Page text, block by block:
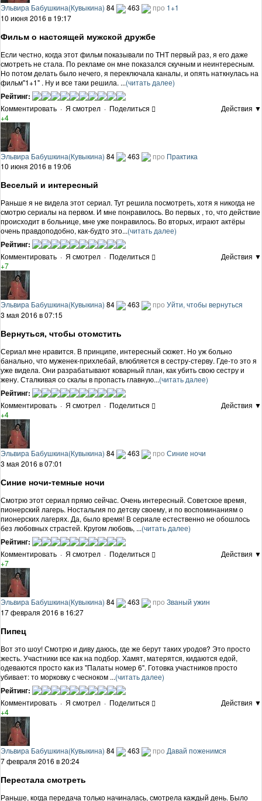
Эльвира Бабушкина(Кувыкина) 84 463 про 1+1
10 июня 2016 в 19:17
Фильм о настоящей мужской дружбе
Если честно, когда этот фильм показывали по ТНТ первый раз, я его даже
смотреть не стала. По рекламе он мне показался скучным и неинтересным.
Но потом делать было нечего, я переключала каналы, и опять наткнулась на
фильм"1+1" . Ну и все таки решила. ...(читать далее)
Рейтинг:
Комментировать · Я смотрел · Поделиться
Действия ▼
+4
Эльвира Бабушкина(Кувыкина) 84 463 про Практика
10 июня 2016 в 19:06
Веселый и интересный
Раньше я не видела этот сериал. Тут решила посмотреть, хотя я никогда не
смотрю сериалы на первом. И мне понравилось. Во первых , то, что действие
происходит в больнице, мне уже понравилось. Во вторых, играют актёры
очень правдоподобно, как-будто это...(читать далее)
Рейтинг:
Комментировать · Я смотрел · Поделиться
Действия ▼
+7
Эльвира Бабушкина(Кувыкина) 84 463 про Уйти, чтобы вернуться
3 мая 2016 в 07:15
Вернуться, чтобы отомстить
Сериал мне нравится. В принципе, интересный сюжет. Но уж больно
банально, что муженек-прихлебай, влюбляется в сестру-стерву. Где-то это я
уже видела. Они разрабатывают коварный план, как убить свою сестру и
жену. Сталкивая со скалы в пропасть главную...(читать далее)
Рейтинг:
Комментировать · Я смотрел · Поделиться
Действия ▼
+4
Эльвира Бабушкина(Кувыкина) 84 463 про Синие ночи
3 мая 2016 в 07:01
Синие ночи-темные ночи
Смотрю этот сериал прямо сейчас. Очень интересный. Советское время,
пионерский лагерь. Ностальгия по детсву своему, и по воспоминаниям о
пионерских лагерях. Да, было время! В сериале естественно не обошлось
без любовных страстей. Кругом любовь, ...(читать далее)
Рейтинг:
Комментировать · Я смотрел · Поделиться
Действия ▼
+7
Эльвира Бабушкина(Кувыкина) 84 463 про Званый ужин
17 февраля 2016 в 16:27
Пипец
Вот это шоу! Смотрю и диву даюсь, где же берут таких уродов? Это просто
жесть. Участники все как на подбор. Хамят, матерятся, кидаются едой,
одеваются просто как из "Палаты номер 6". Готовка участников просто
убивает: то морковку с чесноком ...(читать далее)
Рейтинг:
Комментировать · Я смотрел · Поделиться
Действия ▼
+4
Эльвира Бабушкина(Кувыкина) 84 463 про Давай поженимся
7 февраля 2016 в 20:24
Перестала смотреть
Раньше, когда передача только начиналась, смотрела каждый день. Было